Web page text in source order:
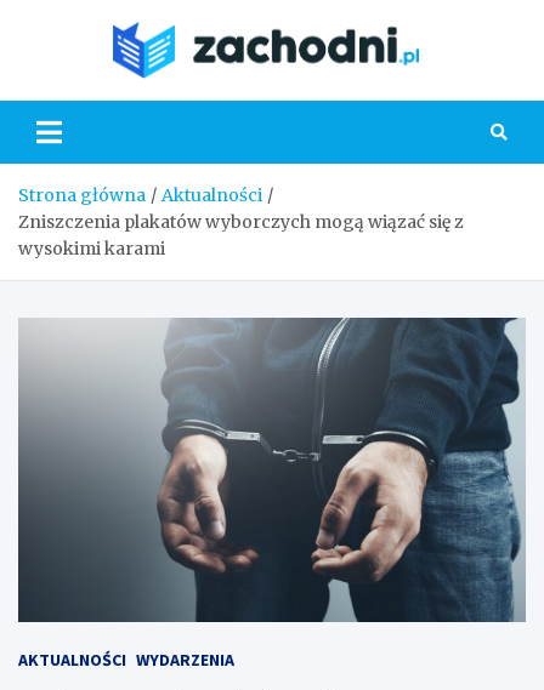
Strona główna
Aktualności
Zniszczenia plakatów wyborczych mogą wiązać się z
wysokimi karami
AKTUALNOŚCI WYDARZENIA